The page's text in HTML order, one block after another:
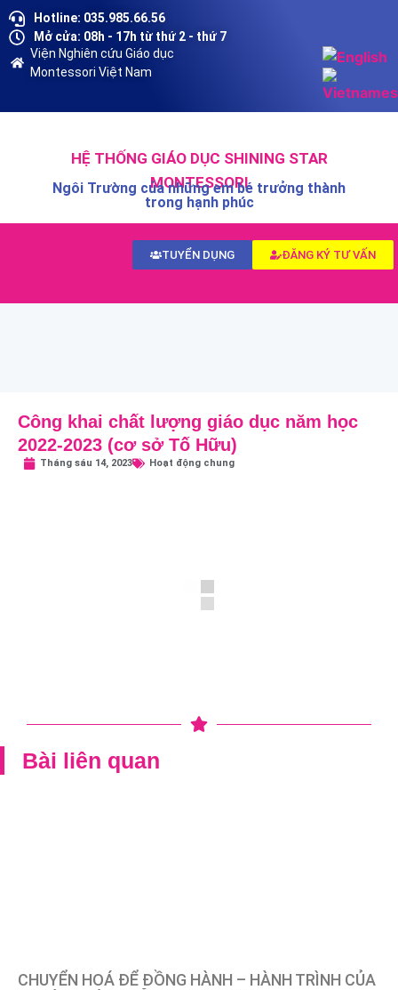
Hotline: 035.985.66.56
Mở cửa: 08h - 17h từ thứ 2 - thứ 7
Viện Nghiên cứu Giáo dục
Montessori Việt Nam
HỆ THỐNG GIÁO DỤC SHINING STAR
MONTESSORI
Ngôi Trường của những em bé trưởng thành
trong hạnh phúc
ĐĂNG KÝ TƯ VẤN
TUYỂN DỤNG
Công khai chất lượng giáo dục năm học
2022-2023 (cơ sở Tố Hữu)
Tháng sáu 14, 2023 Hoạt động chung
Bài liên quan
CHUYỂN HOÁ ĐỂ ĐỒNG HÀNH – HÀNH TRÌNH CỦA